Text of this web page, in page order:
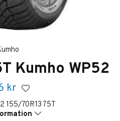
Kumho WP52
kr
155/70R13 75T